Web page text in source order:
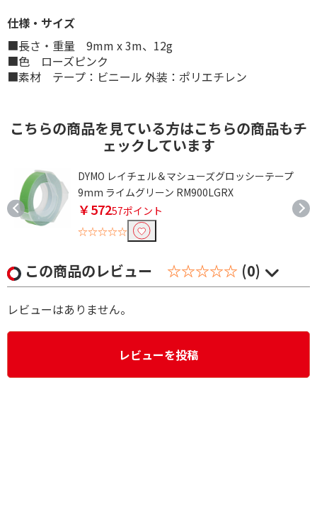
仕様・サイズ
■長さ・重量 9mm x 3m、12g
■色 ローズピンク
■素材 テープ：ビニール 外装：ポリエチレン
こちらの商品を見ている方はこちらの商品もチ
ェックしています
DYMO レイチェル＆マシューズグロッシーテープ
9mm ライムグリーン RM900LGRX
￥57257ポイント
☆☆☆☆☆
この商品のレビュー ☆☆☆☆☆ (0)
レビューはありません。
レビューを投稿